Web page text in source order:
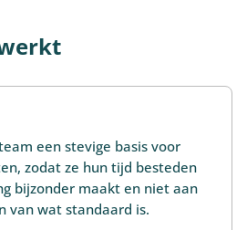
een stevige basis voor
zodat ze hun tijd besteden
bijzonder maakt en niet aan
van wat standaard is.